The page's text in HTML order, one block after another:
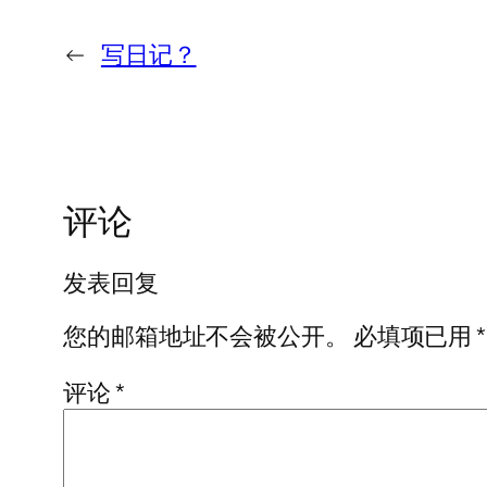
← 写日记？
评论
发表回复
您的邮箱地址不会被公开。
必填项已用*
评论*